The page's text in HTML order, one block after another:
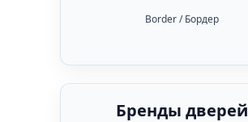
Border / Бордер
Бренды дверей